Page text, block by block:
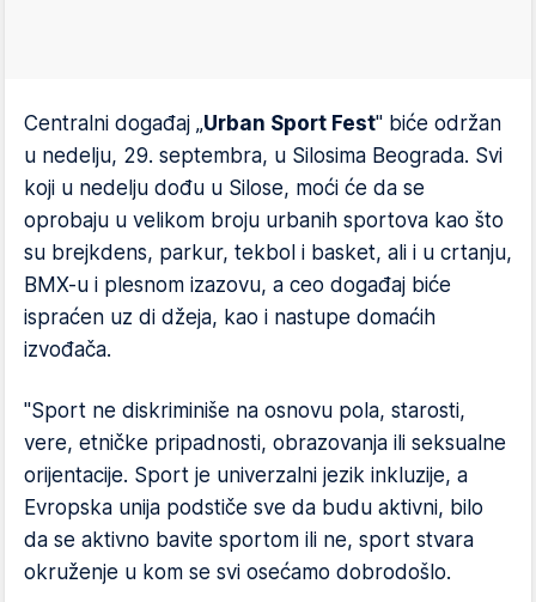
Centralni događaj „Urban Sport Fest" biće održan
u nedelju, 29. septembra, u Silosima Beograda. Svi
koji u nedelju dođu u Silose, moći će da se
oprobaju u velikom broju urbanih sportova kao što
su brejkdens, parkur, tekbol i basket, ali i u crtanju,
BMX-u i plesnom izazovu, a ceo događaj biće
ispraćen uz di džeja, kao i nastupe domaćih
izvođača.
"Sport ne diskriminiše na osnovu pola, starosti,
vere, etničke pripadnosti, obrazovanja ili seksualne
orijentacije. Sport je univerzalni jezik inkluzije, a
Evropska unija podstiče sve da budu aktivni, bilo
da se aktivno bavite sportom ili ne, sport stvara
okruženje u kom se svi osećamo dobrodošlo.